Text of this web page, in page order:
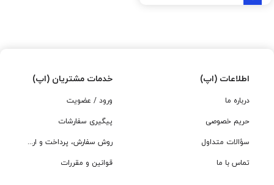
اطلاعات (اپ)
درباره ما
حریم خصوصی
سؤالات متداول
تماس با ما
خدمات مشتریان (اپ)
ورود / عضویت
پیگیری سفارشات
روش سفارش، پرداخت و ارسال
قوانین و مقررات